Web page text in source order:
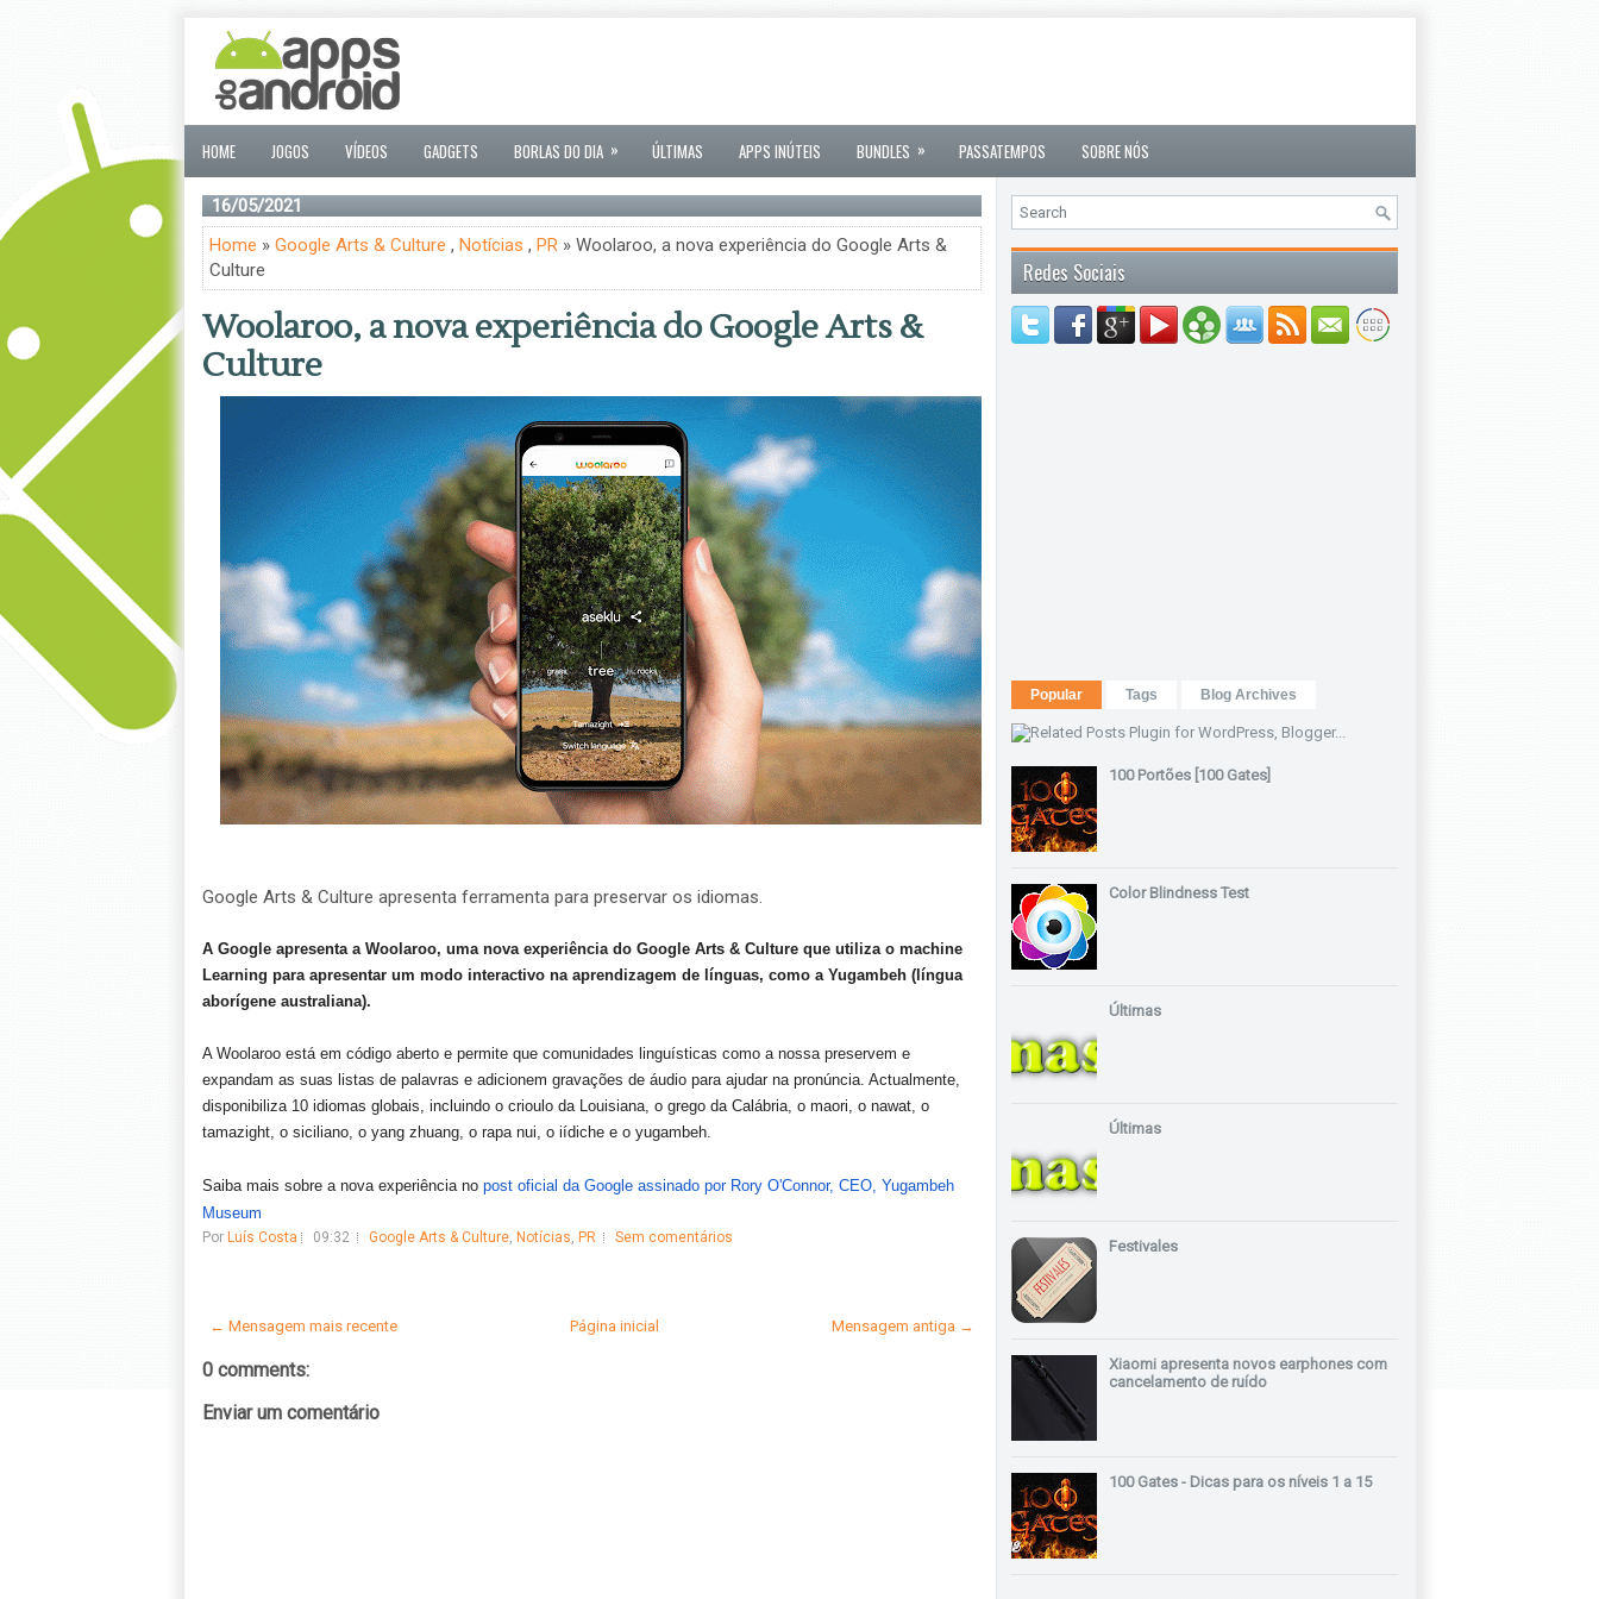
HOME JOGOS VÍDEOS GADGETS BORLAS DO DIA » ÚLTIMAS APPS INÚTEIS BUNDLES » PASSATEMPOS SOBRE NÓS
16/05/2021
Home » Google Arts & Culture , Notícias , PR» Woolaroo, a nova experiência do Google Arts &
Culture
Woolaroo, a nova experiência do Google Arts &
Culture
Google Arts & Culture apresenta ferramenta para preservar os idiomas.
A Google apresenta a Woolaroo, uma nova experiência do Google Arts & Culture que utiliza o machine
Learning para apresentar um modo interactivo na aprendizagem de línguas, como a Yugambeh (língua
aborígene australiana).
A Woolaroo está em código aberto e permite que comunidades linguísticas como a nossa preservem e
expandam as suas listas de palavras e adicionem gravações de áudio para ajudar na pronúncia. Actualmente,
disponibiliza 10 idiomas globais, incluindo o crioulo da Louisiana, o grego da Calábria, o maori, o nawat, o
tamazight, o siciliano, o yang zhuang, o rapa nui, o iídiche e o yugambeh.
Saiba mais sobre a nova experiência no post oficial da Google assinado por Rory O'Connor, CEO, Yugambeh
Museum
Por Luís Costa 09:32 Google Arts & Culture, Notícias, PR Sem comentários
← Mensagem mais recente Mensagem antiga →
Página inicial
0 comments:
Enviar um comentário
Redes Sociais
Popular Tags Blog Archives
100 Portões [100 Gates]
Color Blindness Test
Últimas
Últimas
Festivales
Xiaomi apresenta novos earphones com
cancelamento de ruído
100 Gates - Dicas para os níveis 1 a 15